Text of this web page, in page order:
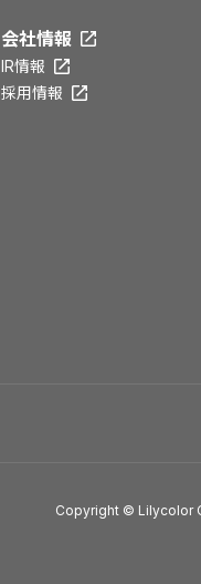
会社情報
IR情報
採用情報
Copyright © Lilycolor